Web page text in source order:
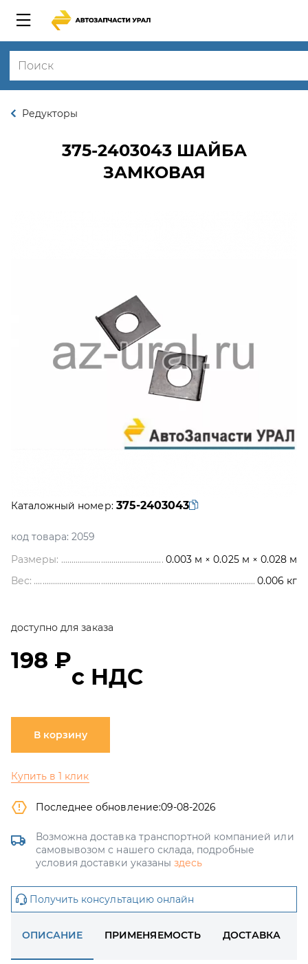
Редукторы
375-2403043ШАЙБА
ЗАМКОВАЯ
Каталожный номер: 375-2403043
код товара: 2059
Размеры:
0.003 м × 0.025 м × 0.028 м
Вес:
0.006 кг
доступно для заказа
198 ₽
с НДС
В корзину
Купить в 1 клик
Последнее обновление:09-08-2026
Возможна доставка транспортной компанией или
самовывозом с нашего склада, подробные
условия доставки указаны здесь
Получить консультацию онлайн
ОПИСАНИЕ ПРИМЕНЯЕМОСТЬ ДОСТАВКА